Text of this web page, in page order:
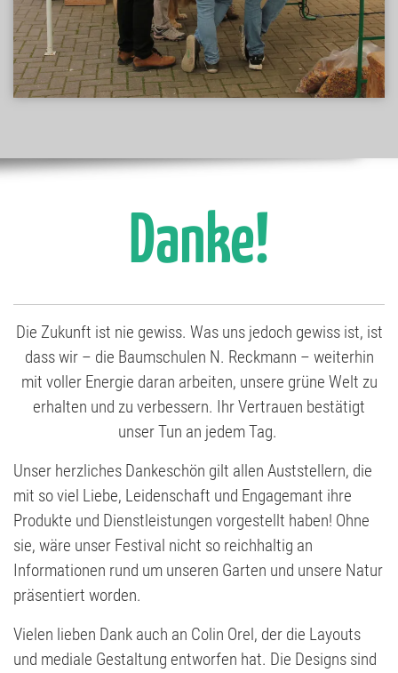
Danke!
Die Zukunft ist nie gewiss. Was uns jedoch gewiss ist, ist
dass wir – die Baumschulen N. Reckmann – weiterhin
mit voller Energie daran arbeiten, unsere grüne Welt zu
erhalten und zu verbessern. Ihr Vertrauen bestätigt
unser Tun an jedem Tag.
Unser herzliches Dankeschön gilt allen Auststellern, die
mit so viel Liebe, Leidenschaft und Engagemant ihre
Produkte und Dienstleistungen vorgestellt haben! Ohne
sie, wäre unser Festival nicht so reichhaltig an
Informationen rund um unseren Garten und unsere Natur
präsentiert worden.
Vielen lieben Dank auch an Colin Orel, der die Layouts
und mediale Gestaltung entworfen hat. Die Designs sind